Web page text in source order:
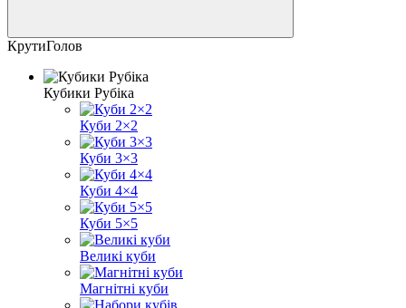
КрутиГолов
Кубики Рубіка
Куби 2×2
Куби 3×3
Куби 4×4
Куби 5×5
Великі куби
Магнітні куби